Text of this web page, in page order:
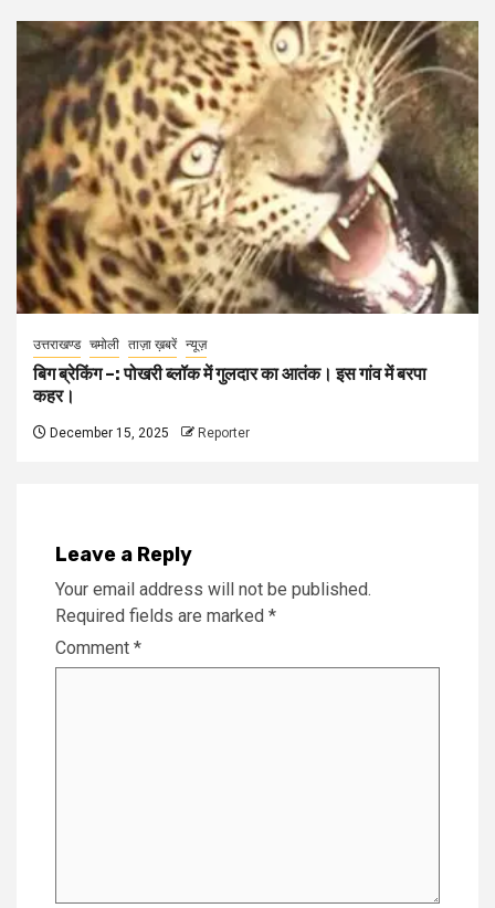
उत्तराखण्ड चमोली ताज़ा ख़बरें न्यूज़
बिग ब्रेकिंग –: पोखरी ब्लॉक में गुलदार का आतंक। इस गांव में बरपा
कहर।
December 15, 2025 Reporter
Leave a Reply
Your email address will not be published.
Required fields are marked *
Comment *